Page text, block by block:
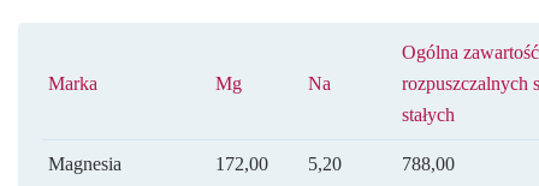
Marka Mg Na
Ogólna zawartość
rozpuszczalnych
stałych
Magnesia 172,00 5,20 788,00